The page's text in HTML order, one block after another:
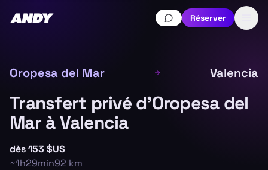
Réserver
Oropesa del Mar Valencia
Transfert privé d'Oropesa del
Mar à Valencia
dès153 $US
~1h29min92 km